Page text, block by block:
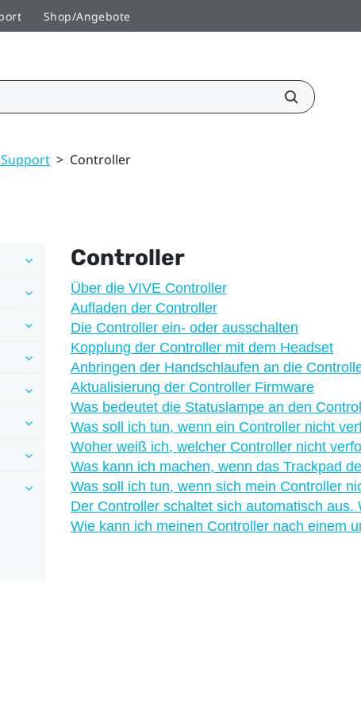
Shop/Angebote
Support > Controller
Controller
Über die VIVE Controller
Aufladen der Controller
Die Controller ein- oder ausschalten
Kopplung der Controller mit dem Headset
Anbringen der Handschlaufen an die
Aktualisierung der Controller Firmware
Was bedeutet die Statuslampe an den
Was soll ich tun, wenn ein Controller nicht
Woher weiß ich, welcher Controller nicht
Was kann ich machen, wenn das Trackpad
Was soll ich tun, wenn sich mein Controller
Der Controller schaltet sich automatisch aus.
Wie kann ich meinen Controller nach einem